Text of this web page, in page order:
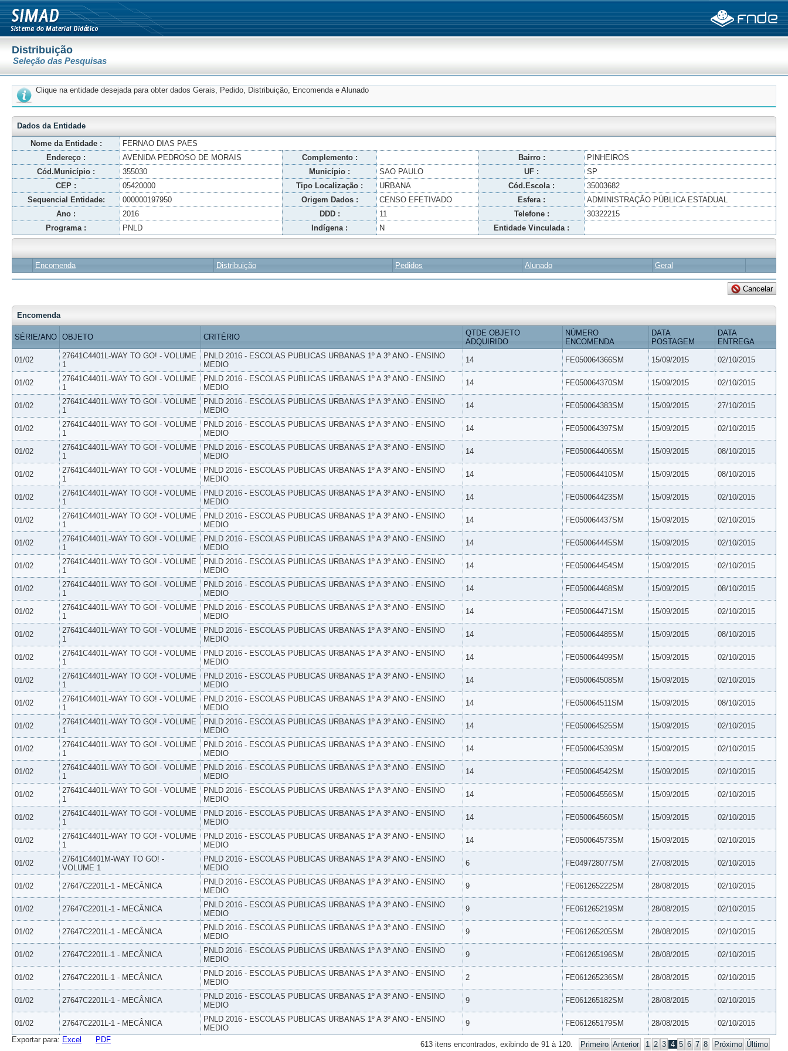
Distribuição
Seleção das Pesquisas
Clique na entidade desejada para obter dados Gerais, Pedido, Distribuição, Encomenda e Alunado
Dados da Entidade
Nome da Entidade :
FERNAO DIAS PAES
Endereço :
AVENIDA PEDROSO DE MORAIS Complemento : Bairro :
PINHEIROS
Cód.Município :
355030 Município : SAO PAULO UF :
SP
CEP :
05420000 Tipo Localização : URBANA Cód.Escola :
35003682
Sequencial Entidade:
000000197950 Origem Dados : CENSO EFETIVADO Esfera :
ADMINISTRAÇÃO PÚBLICA ESTADUAL
Ano :
2016 DDD : 11 Telefone :
30322215
Programa :
PNLD Indígena : N Entidade Vinculada :
Encomenda Distribuição Pedidos Alunado Geral
Encomenda
SÉRIE/ANO OBJETO CRITÉRIO
QTDE OBJETO
ADQUIRIDO
NÚMERO
ENCOMENDA
DATA
POSTAGEM
DATA
ENTREGA
01/02
27641C4401L-WAY TO GO! - VOLUME
1
PNLD 2016 - ESCOLAS PUBLICAS URBANAS 1º A 3º ANO - ENSINO
MEDIO
14 FE050064366SM 15/09/2015 02/10/2015
01/02
27641C4401L-WAY TO GO! - VOLUME
1
PNLD 2016 - ESCOLAS PUBLICAS URBANAS 1º A 3º ANO - ENSINO
MEDIO
14 FE050064370SM 15/09/2015 02/10/2015
01/02
27641C4401L-WAY TO GO! - VOLUME
1
PNLD 2016 - ESCOLAS PUBLICAS URBANAS 1º A 3º ANO - ENSINO
MEDIO
14 FE050064383SM 15/09/2015 27/10/2015
01/02
27641C4401L-WAY TO GO! - VOLUME
1
PNLD 2016 - ESCOLAS PUBLICAS URBANAS 1º A 3º ANO - ENSINO
MEDIO
14 FE050064397SM 15/09/2015 02/10/2015
01/02
27641C4401L-WAY TO GO! - VOLUME
1
PNLD 2016 - ESCOLAS PUBLICAS URBANAS 1º A 3º ANO - ENSINO
MEDIO
14 FE050064406SM 15/09/2015 08/10/2015
01/02
27641C4401L-WAY TO GO! - VOLUME
1
PNLD 2016 - ESCOLAS PUBLICAS URBANAS 1º A 3º ANO - ENSINO
MEDIO
14 FE050064410SM 15/09/2015 08/10/2015
01/02
27641C4401L-WAY TO GO! - VOLUME
1
PNLD 2016 - ESCOLAS PUBLICAS URBANAS 1º A 3º ANO - ENSINO
MEDIO
14 FE050064423SM 15/09/2015 02/10/2015
01/02
27641C4401L-WAY TO GO! - VOLUME
1
PNLD 2016 - ESCOLAS PUBLICAS URBANAS 1º A 3º ANO - ENSINO
MEDIO
14 FE050064437SM 15/09/2015 02/10/2015
01/02
27641C4401L-WAY TO GO! - VOLUME
1
PNLD 2016 - ESCOLAS PUBLICAS URBANAS 1º A 3º ANO - ENSINO
MEDIO
14 FE050064445SM 15/09/2015 02/10/2015
01/02
27641C4401L-WAY TO GO! - VOLUME
1
PNLD 2016 - ESCOLAS PUBLICAS URBANAS 1º A 3º ANO - ENSINO
MEDIO
14 FE050064454SM 15/09/2015 02/10/2015
01/02
27641C4401L-WAY TO GO! - VOLUME
1
PNLD 2016 - ESCOLAS PUBLICAS URBANAS 1º A 3º ANO - ENSINO
MEDIO
14 FE050064468SM 15/09/2015 08/10/2015
01/02
27641C4401L-WAY TO GO! - VOLUME
1
PNLD 2016 - ESCOLAS PUBLICAS URBANAS 1º A 3º ANO - ENSINO
MEDIO
14 FE050064471SM 15/09/2015 02/10/2015
01/02
27641C4401L-WAY TO GO! - VOLUME
1
PNLD 2016 - ESCOLAS PUBLICAS URBANAS 1º A 3º ANO - ENSINO
MEDIO
14 FE050064485SM 15/09/2015 08/10/2015
01/02
27641C4401L-WAY TO GO! - VOLUME
1
PNLD 2016 - ESCOLAS PUBLICAS URBANAS 1º A 3º ANO - ENSINO
MEDIO
14 FE050064499SM 15/09/2015 02/10/2015
01/02
27641C4401L-WAY TO GO! - VOLUME
1
PNLD 2016 - ESCOLAS PUBLICAS URBANAS 1º A 3º ANO - ENSINO
MEDIO
14 FE050064508SM 15/09/2015 02/10/2015
01/02
27641C4401L-WAY TO GO! - VOLUME
1
PNLD 2016 - ESCOLAS PUBLICAS URBANAS 1º A 3º ANO - ENSINO
MEDIO
14 FE050064511SM 15/09/2015 08/10/2015
01/02
27641C4401L-WAY TO GO! - VOLUME
1
PNLD 2016 - ESCOLAS PUBLICAS URBANAS 1º A 3º ANO - ENSINO
MEDIO
14 FE050064525SM 15/09/2015 02/10/2015
01/02
27641C4401L-WAY TO GO! - VOLUME
1
PNLD 2016 - ESCOLAS PUBLICAS URBANAS 1º A 3º ANO - ENSINO
MEDIO
14 FE050064539SM 15/09/2015 02/10/2015
01/02
27641C4401L-WAY TO GO! - VOLUME
1
PNLD 2016 - ESCOLAS PUBLICAS URBANAS 1º A 3º ANO - ENSINO
MEDIO
14 FE050064542SM 15/09/2015 02/10/2015
01/02
27641C4401L-WAY TO GO! - VOLUME
1
PNLD 2016 - ESCOLAS PUBLICAS URBANAS 1º A 3º ANO - ENSINO
MEDIO
14 FE050064556SM 15/09/2015 02/10/2015
01/02
27641C4401L-WAY TO GO! - VOLUME
1
PNLD 2016 - ESCOLAS PUBLICAS URBANAS 1º A 3º ANO - ENSINO
MEDIO
14 FE050064560SM 15/09/2015 02/10/2015
01/02
27641C4401L-WAY TO GO! - VOLUME
1
PNLD 2016 - ESCOLAS PUBLICAS URBANAS 1º A 3º ANO - ENSINO
MEDIO
14 FE050064573SM 15/09/2015 02/10/2015
01/02
27641C4401M-WAY TO GO! -
VOLUME 1
PNLD 2016 - ESCOLAS PUBLICAS URBANAS 1º A 3º ANO - ENSINO
MEDIO
6 FE049728077SM 27/08/2015 02/10/2015
01/02 27647C2201L-1 - MECÂNICA
PNLD 2016 - ESCOLAS PUBLICAS URBANAS 1º A 3º ANO - ENSINO
MEDIO
9 FE061265222SM 28/08/2015 02/10/2015
01/02 27647C2201L-1 - MECÂNICA
PNLD 2016 - ESCOLAS PUBLICAS URBANAS 1º A 3º ANO - ENSINO
MEDIO
9 FE061265219SM 28/08/2015 02/10/2015
01/02 27647C2201L-1 - MECÂNICA
PNLD 2016 - ESCOLAS PUBLICAS URBANAS 1º A 3º ANO - ENSINO
MEDIO
9 FE061265205SM 28/08/2015 02/10/2015
01/02 27647C2201L-1 - MECÂNICA
PNLD 2016 - ESCOLAS PUBLICAS URBANAS 1º A 3º ANO - ENSINO
MEDIO
9 FE061265196SM 28/08/2015 02/10/2015
01/02 27647C2201L-1 - MECÂNICA
PNLD 2016 - ESCOLAS PUBLICAS URBANAS 1º A 3º ANO - ENSINO
MEDIO
2 FE061265236SM 28/08/2015 02/10/2015
01/02 27647C2201L-1 - MECÂNICA
PNLD 2016 - ESCOLAS PUBLICAS URBANAS 1º A 3º ANO - ENSINO
MEDIO
9 FE061265182SM 28/08/2015 02/10/2015
01/02 27647C2201L-1 - MECÂNICA
PNLD 2016 - ESCOLAS PUBLICAS URBANAS 1º A 3º ANO - ENSINO
MEDIO
9 FE061265179SM 28/08/2015 02/10/2015
613 itens encontrados, exibindo de 91 à 120. Primeiro Anterior 1 2 3 4 5 6 7 8 Próximo Último
Exportar para: Excel PDF